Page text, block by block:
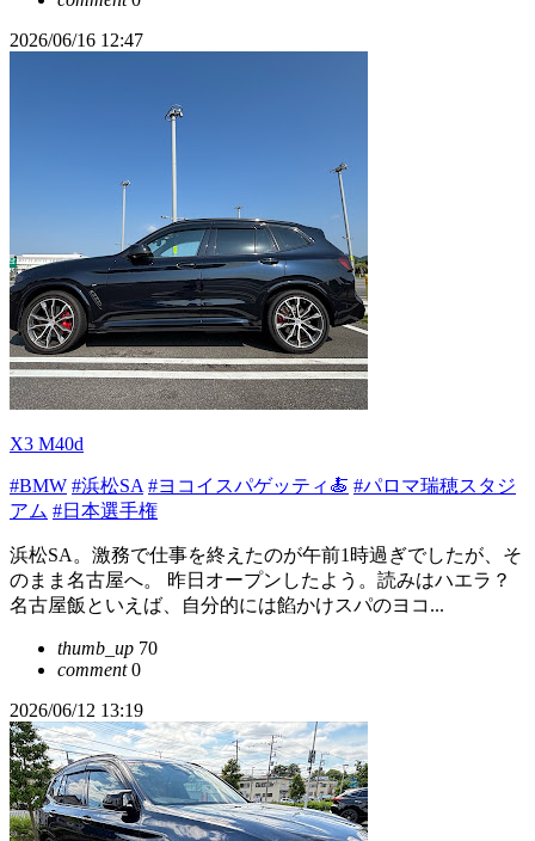
2026/06/16 12:47
X3 M40d
#BMW #浜松SA #ヨコイスパゲッティ🍝 #パロマ瑞穂スタジ
アム #日本選手権
浜松SA。激務で仕事を終えたのが午前1時過ぎでしたが、そ
のまま名古屋へ。 昨日オープンしたよう。読みはハエラ？
名古屋飯といえば、自分的には餡かけスパのヨコ...
thumb_up 70
comment0
2026/06/12 13:19